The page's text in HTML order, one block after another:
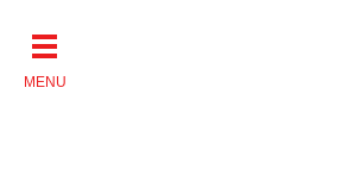
contenuto